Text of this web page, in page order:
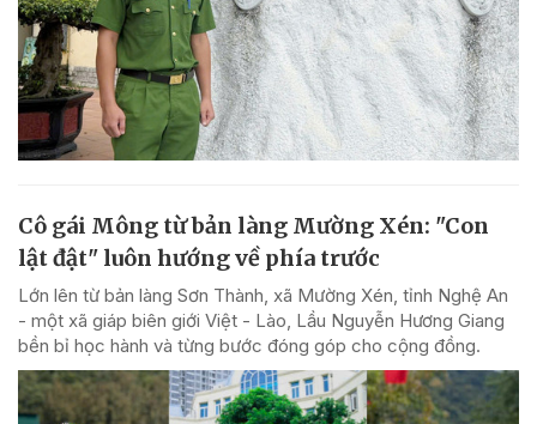
Cô gái Mông từ bản làng Mường Xén: "Con
lật đật" luôn hướng về phía trước
Lớn lên từ bản làng Sơn Thành, xã Mường Xén, tỉnh Nghệ An
- một xã giáp biên giới Việt - Lào, Lầu Nguyễn Hương Giang
bền bỉ học hành và từng bước đóng góp cho cộng đồng.